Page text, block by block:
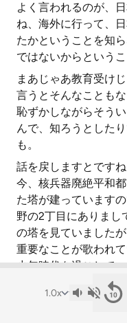
よく言われるのが、
ね、海外に行って、
たかということを知
ではないからという
まあじゃあ教育受け
言うとそんなことも
恥ずかしながらそう
んで、知ろうとした
も。
話を戻しますとです
今、核兵器廃絶平和
た塔が建っています
野の2丁目にありまし
の塔を見ていました
重要なことが歌われ
少年時代を過ごして
大人になってからも
あまり何も考えませ